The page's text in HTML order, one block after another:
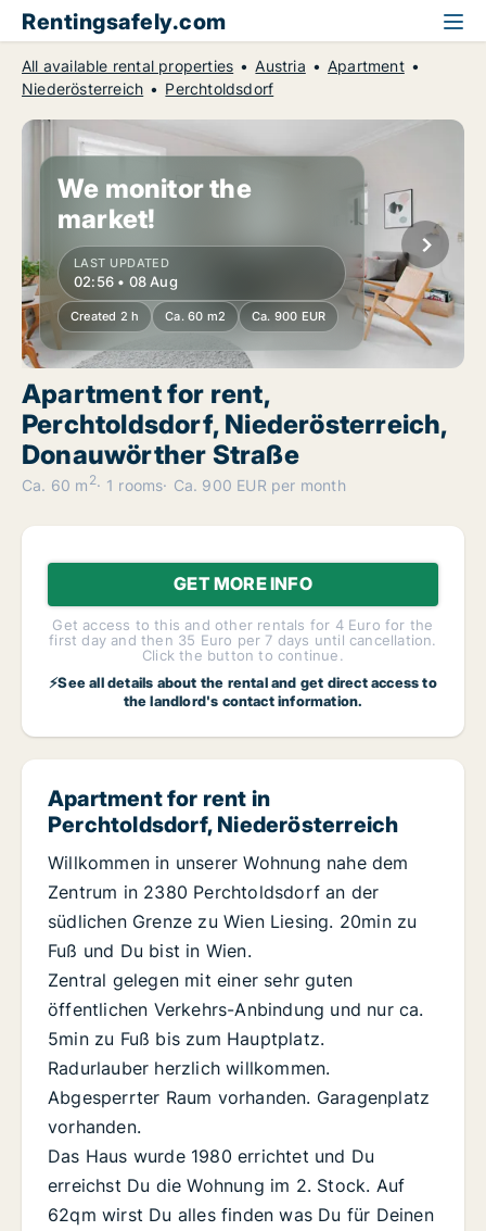
Rentingsafely.com
All available rental properties Austria
Apartment
Niederösterreich
Perchtoldsdorf
We monitor the
market!
LAST UPDATED
02:56 • 08 Aug
Created 2 h Ca. 60 m2 Ca. 900 EUR
Apartment for rent,
Perchtoldsdorf, Niederösterreich,
Donauwörther Straße
Ca. 60 m 2 1 rooms Ca. 900 EUR per month
GET MORE INFO
Get access to this and other rentals for 4 Euro for the
first day and then 35 Euro per 7 days until cancellation.
Click the button to continue.
⚡See all details about the rental and get direct access to
the landlord's contact information.
Apartment for rent in
Perchtoldsdorf, Niederösterreich
Willkommen in unserer Wohnung nahe dem
Zentrum in 2380 Perchtoldsdorf an der
südlichen Grenze zu Wien Liesing. 20min zu
Fuß und Du bist in Wien.
Zentral gelegen mit einer sehr guten
öffentlichen Verkehrs-Anbindung und nur ca.
5min zu Fuß bis zum Hauptplatz.
Radurlauber herzlich willkommen.
Abgesperrter Raum vorhanden. Garagenplatz
vorhanden.
Das Haus wurde 1980 errichtet und Du
erreichst Du die Wohnung im 2. Stock. Auf
62qm wirst Du alles finden was Du für Deinen